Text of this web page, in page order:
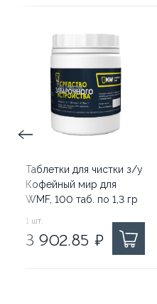
Таблетки для чистки з/у
Кофейный мир для
WMF, 100 таб. по 1,3 гр
3 902.85
1 шт.
3 902.85 ₽